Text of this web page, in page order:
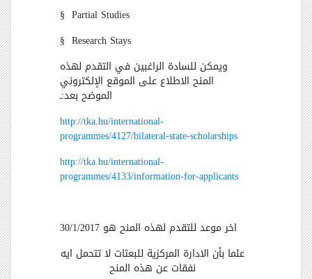
§ Partial Studies
§ Research Stays
ويمكن للسادة الراغبين في التقدم لهذه
المنح الاطلاع على الموقع الإلكتروني
الموضح بعد:ـ
http://tka.hu/international-
programmes/4127/bilateral-state-scholarships
http://tka.hu/international-
programmes/4133/information-for-applicants
اخر موعد للتقدم لهذه المنح هو 30/1/2017
علما بأن الادارة المركزية للبعثات لا تتحمل ايه
نفقات عن هذه المنح